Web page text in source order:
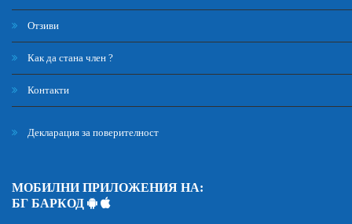
Отзиви
Как да стана член ?
Контакти
Декларация за поверителност
МОБИЛНИ ПРИЛОЖЕНИЯ НА:
БГ БАРКОД